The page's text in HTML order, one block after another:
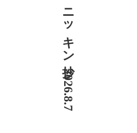
ニッキン抄 2026.8.7